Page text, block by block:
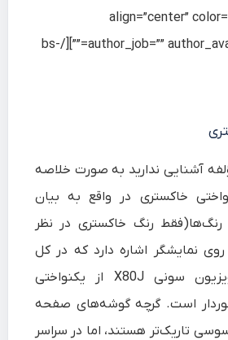
align=”center”
author_job=”” author_avatar=”” author_link=””][/bs-
آشنایی ندارید به صورت خلاصه
خاکستری در واقع به بیان
رنگ خاکستری در نظر
نمایشگر اشاره دارد که در کل
می‌توان گفت تلویزیون سونی X80J از یکنواختی
است. گرچه گوشه‌های صفحه
تاریک‌تر هستند، اما در سراسر